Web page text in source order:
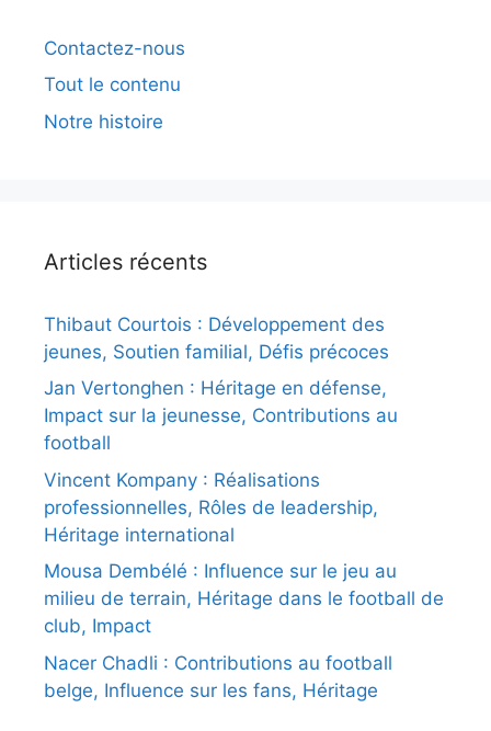
Contactez-nous
Tout le contenu
Notre histoire
Articles récents
Thibaut Courtois : Développement des
jeunes, Soutien familial, Défis précoces
Jan Vertonghen : Héritage en défense,
Impact sur la jeunesse, Contributions au
football
Vincent Kompany : Réalisations
professionnelles, Rôles de leadership,
Héritage international
Mousa Dembélé : Influence sur le jeu au
milieu de terrain, Héritage dans le football de
club, Impact
Nacer Chadli : Contributions au football
belge, Influence sur les fans, Héritage